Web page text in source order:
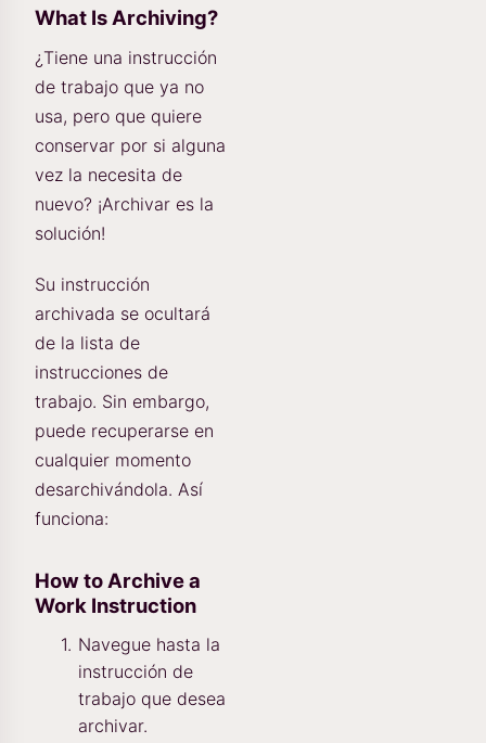
What Is Archiving?
¿Tiene una instrucción
de trabajo que ya no
usa, pero que quiere
conservar por si alguna
vez la necesita de
nuevo? ¡Archivar es la
solución!
Su instrucción
archivada se ocultará
de la lista de
instrucciones de
trabajo. Sin embargo,
puede recuperarse en
cualquier momento
desarchivándola. Así
funciona:
How to Archive a
Work Instruction
Navegue hasta la
instrucción de
trabajo que desea
archivar.